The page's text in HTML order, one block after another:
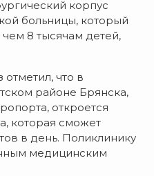
корпус
больницы, который
8 тысячам детей,
что в
районе Брянска,
откроется
которая сможет
в день. Поликлинику
медицинским